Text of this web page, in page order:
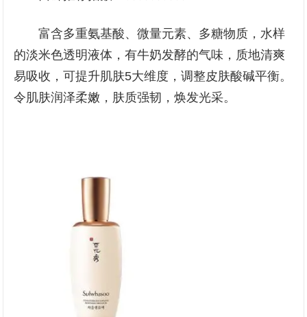
富含多重氨基酸、微量元素、多糖物质，水样
的淡米色透明液体，有牛奶发酵的气味，质地清爽
易吸收，可提升肌肤5大维度，调整皮肤酸碱平衡。
令肌肤润泽柔嫩，肤质强韧，焕发光采。